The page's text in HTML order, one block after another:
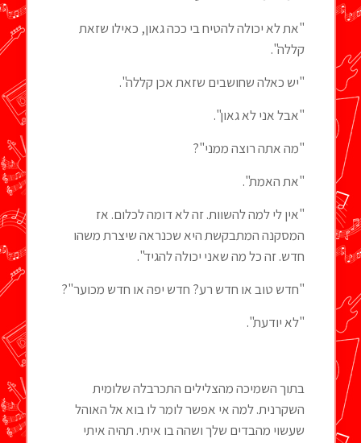
"את לא יכולה להטיח בי ככה גאון, כאילו שזאת
קללה".
"יש כאלה שחושבים שזאת אכן קללה".
"אבל אני לא גאון".
"מה אתה רוצה ממני"?
"את האמת".
"אין לי למה להשוות. זה לא דומה לכלום. אז
המסקנה המתבקשת היא שכנראה שיצרת משהו
חדש. זה כל מה שאני יכולה להגיד".
"חדש טוב או חדש רע? חדש יפה או חדש מכוער"?
"לא יודעת".
בתוך השמיכה מהצלילים התכרבלה שלומית
השקרנית. למה אי אפשר לומר לו בוא אל האוהל
שעשוי מהבדים שלך ושהה בו איתי. תהיה איתי